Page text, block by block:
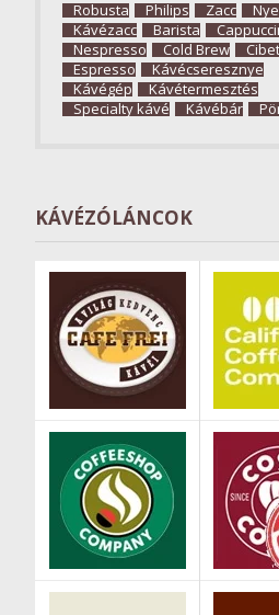
Robusta
Philips Zacc
Kávézacc
Barista
Nespresso
Cold Brew
Cibet
Espresso
Kávécseresznye
Kávégép
Kávétermesztés
Specialty kávé
Kávébár
KÁVÉZÓLÁNCOK